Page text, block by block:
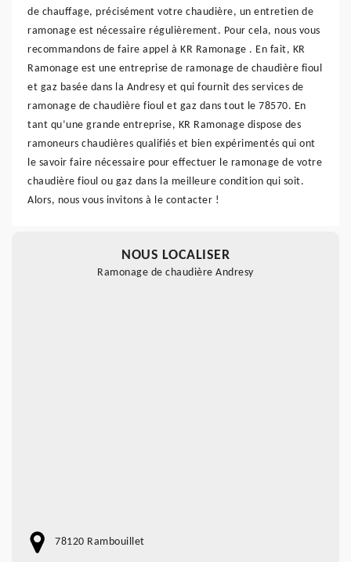
de chauffage, précisément votre chaudière, un entretien de
ramonage est nécessaire régulièrement. Pour cela, nous vous
recommandons de faire appel à KR Ramonage . En fait, KR
Ramonage est une entreprise de ramonage de chaudière fioul
et gaz basée dans la Andresy et qui fournit des services de
ramonage de chaudière fioul et gaz dans tout le 78570. En
tant qu’une grande entreprise, KR Ramonage dispose des
ramoneurs chaudières qualifiés et bien expérimentés qui ont
le savoir faire nécessaire pour effectuer le ramonage de votre
chaudière fioul ou gaz dans la meilleure condition qui soit.
Alors, nous vous invitons à le contacter !
NOUS LOCALISER
Ramonage de chaudière Andresy
78120 Rambouillet